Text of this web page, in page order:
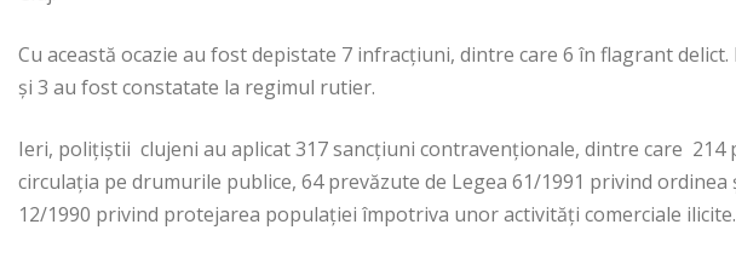
Cu această ocazie au fost depistate 7 infracţiuni, dintre care 6 în flagrant
şi 3 au fost constatate la regimul rutier.
Ieri, poliţiştii clujeni au aplicat 317 sancţiuni contravenţionale, dintre care 214
circulaţia pe drumurile publice, 64 prevăzute de Legea 61/1991 privind ordinea
12/1990 privind protejarea populaţiei împotriva unor activităţi comerciale ilicite.